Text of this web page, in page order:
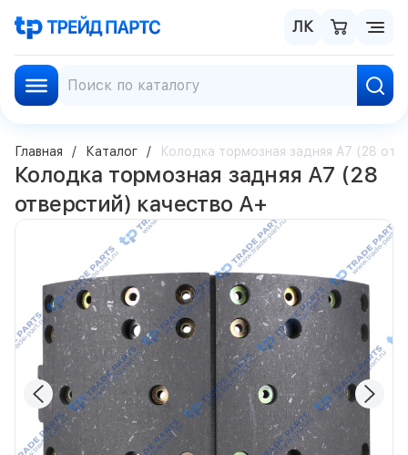
ЛК
Главная Каталог Колодка тормозная задняя A7 (28
Колодка тормозная задняя A7 (28
отверстий) качество А+